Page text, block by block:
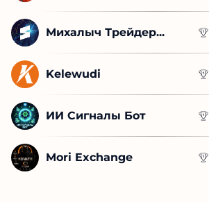
Михалыч Трейдер...
Kelewudi
ИИ Сигналы Бот
Mori Exchange